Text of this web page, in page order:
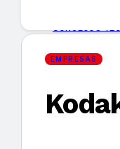
MERCADOS Y
EVENTOS
EMPRESAS